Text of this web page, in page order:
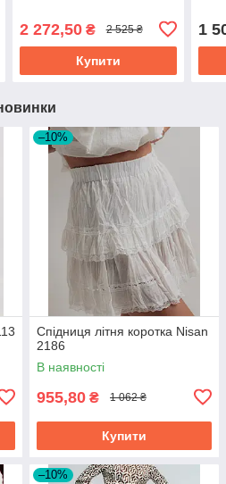
2 272,50₴ 2 525 ₴
Купити
1
–10%
Спідниця літня коротка Nisan
2186
В наявності
955,80 ₴ 1 062 ₴
Купити
–10%